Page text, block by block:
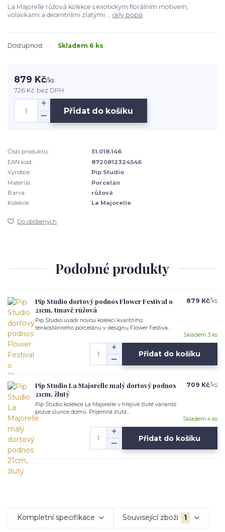
La Majorelle růžová kolekce s exotickým florálním motivem,
volavkami a decentními zlatými ... celý popis
Dostupnost Skladem 6 ks
879 Kč/ks
726 Kč bez DPH
Přidat do košíku
Číslo produktu:
51.018.146
EAN kód:
8720812324546
Výrobce:
Pip Studio
Materiál:
Porcelán
Barva:
růžová
Kolekce:
La Majorelle
Do oblíbených
Podobné produkty
Pip Studio dortový podnos Flower Festival o
21cm, tmavě růžová
Pip Studio uvádí novou kolekci kvalitního
tenkostěnného porcelánu v designu Flower Festiva...
879 Kč/ks
Skladem 3 ks
Přidat do košíku
Pip Studio La Majorelle malý dortový podnos
21cm, žlutý
Pip Studio kolekce La Majorelle v hřejivé žluté variantě
pozve slunce domů. Příjemná žlutá...
709 Kč/ks
Skladem 4 ks
Přidat do košíku
Kompletní specifikace Související zboží 1